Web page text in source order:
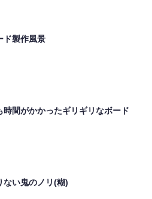
ド製作風景
時間がかかったギリギリなボード
ない鬼のノリ(糊)